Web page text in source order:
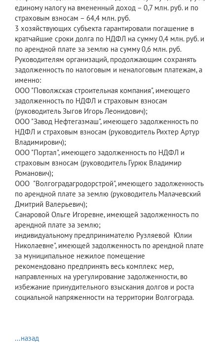
единому налогу на вмененный доход – 0,7 млн. руб. и по
страховым взносам – 64,4 млн. руб.
3 хозяйствующих субъекта гарантировали погашение в
кратчайшие сроки долга по НДФЛ на сумму 0,4 млн. руб. и
по арендной плате за землю на сумму 0,6 млн. руб.
Руководителям организаций, продолжающим сохранять
задолженность по налоговым и неналоговым платежам, а
именно:
ООО "Поволжская строительная компания", имеющего
задолженность по НДФЛ и страховым взносам
(руководитель Зыгов Игорь Леонидович);
ООО "Завод Нефтегазмаш", имеющего задолженность по
НДФЛ и страховым взносам (руководитель Рихтер Артур
Владимирович);
ООО "Портал", имеющего задолженность по НДФЛ и
страховым взносам (руководитель Гурюк Владимир
Романович);
ООО "Волгоградагродорстрой", имеющего задолженность
по арендной плате за землю (руководитель Малачевский
Дмитрий Валерьевич);
Санаровой Ольге Игоревне, имеющей задолженность по
арендной плате за землю;
индивидуальному предпринимателю Рузляевой Юлии
Николаевне", имеющей задолженность по арендной плате
за муниципальное нежилое помещение
рекомендовано предпринять весь комплекс мер,
направленных на урегулирование задолженности, во
избежание принудительного взыскания долгов и роста
социальной напряженности на территории Волгограда.
...назад